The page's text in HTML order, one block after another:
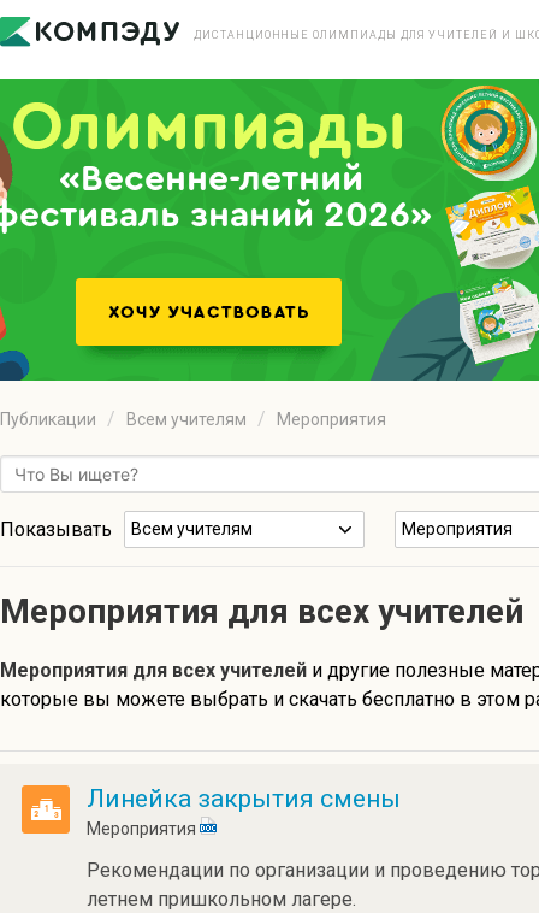
ДИСТАНЦИОННЫЕ ОЛИМПИАДЫ ДЛЯ УЧИТЕЛЕЙ И
«Весенне-летний
знаний 2026»
Публикации Всем учителям Мероприятия
Показывать Всем учителям Мероприятия
Мероприятия для всех учителей
Мероприятия для всех учителей и другие полезные
которые вы можете выбрать и скачать бесплатно в этом
Линейка закрытия смены
Мероприятия
Рекомендации по организации и проведению
летнем пришкольном лагере.